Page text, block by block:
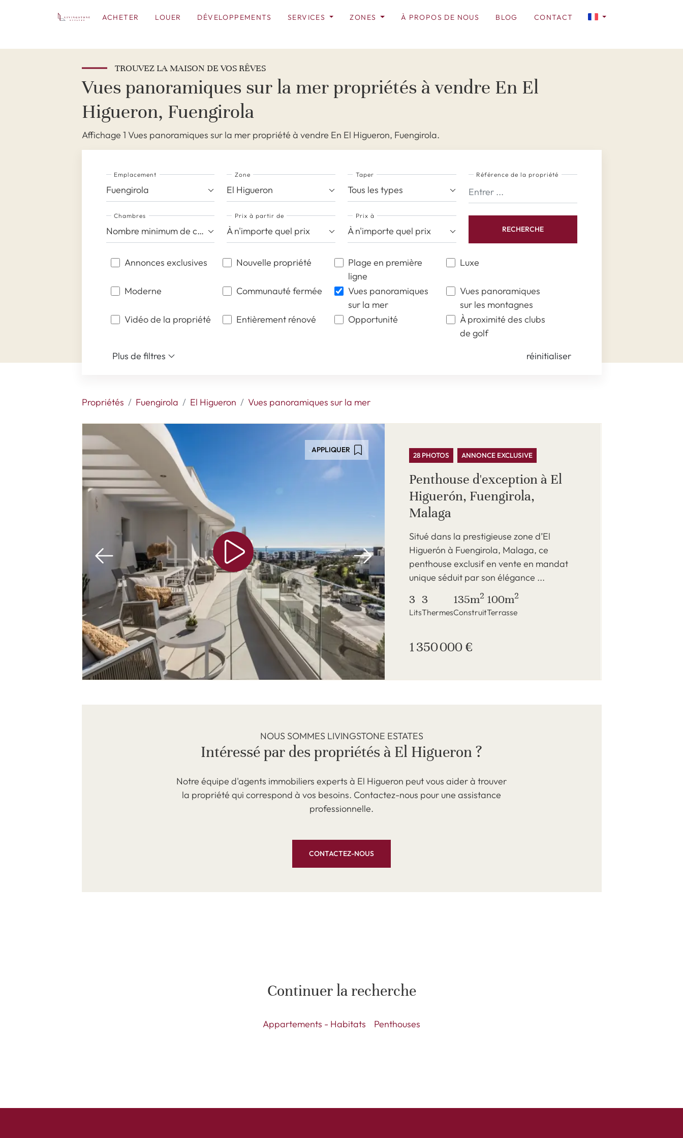
ACHETER LOUER DÉVELOPPEMENTS SERVICES ZONES À PROPOS DE NOUS BLOG CONTACT
TROUVEZ LA MAISON DE VOS RÊVES
Vues panoramiques sur la mer propriétés à vendre En El
Higueron, Fuengirola
Affichage 1 Vues panoramiques sur la mer propriété à vendre En El Higueron, Fuengirola.
Emplacement
Fuengirola
Zone
El Higueron
Taper
Tous les types
Référence de la propriété
Chambres
Nombre minimum de chambres
Prix ​​à partir de
À n'importe quel prix
Prix ​​à
À n'importe quel prix RECHERCHE
Annonces exclusives Nouvelle propriété
Plage en première
ligne
Luxe
Moderne Communauté fermée
Vues panoramiques
sur la mer
Vues panoramiques
sur les montagnes
Vidéo de la propriété
Entièrement rénové Opportunité
À proximité des clubs
de golf
Plus de filtres
réinitialiser
Propriétés Fuengirola El Higueron Vues panoramiques sur la mer
APPLIQUER
28 PHOTOS ANNONCE EXCLUSIVE
Penthouse d'exception à El
Higuerón, Fuengirola,
Malaga
Situé dans la prestigieuse zone d’El
Higuerón à Fuengirola, Malaga, ce
penthouse exclusif en vente en mandat
unique séduit par son élégance ...
3
Lits
3
Thermes
135m2
Construit
100m2
Terrasse
1 350 000 €
NOUS SOMMES LIVINGSTONE ESTATES
Intéressé par des propriétés à El Higueron ?
Notre équipe d'agents immobiliers experts à El Higueron peut vous aider à trouver
la propriété qui correspond à vos besoins. Contactez-nous pour une assistance
professionnelle.
CONTACTEZ-NOUS
Continuer la recherche
Appartements - Habitats Penthouses